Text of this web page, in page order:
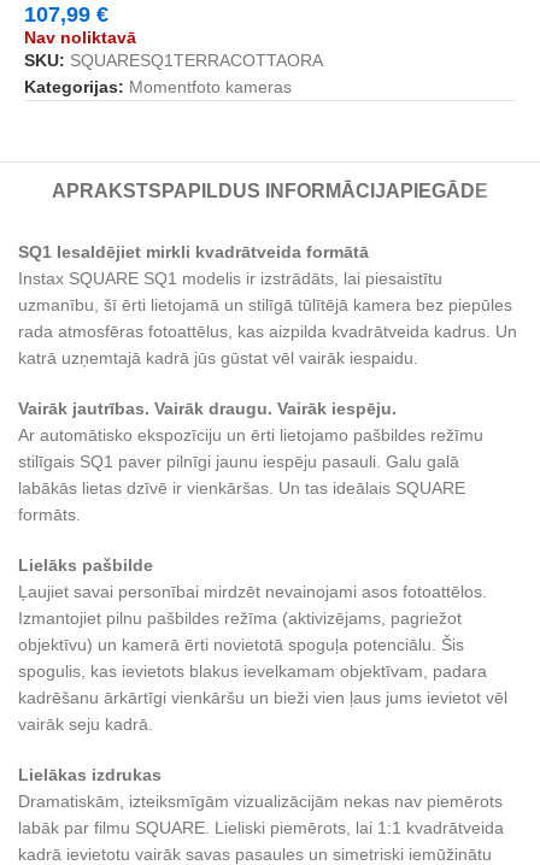
107,99 €
Nav noliktavā
SKU: SQUARESQ1TERRACOTTAORA
Kategorijas: Momentfoto kameras
APRAKSTS PAPILDUS INFORMĀCIJA PIEGĀDE
SQ1 Iesaldējiet mirkli kvadrātveida formātā
Instax SQUARE SQ1 modelis ir izstrādāts, lai piesaistītu
uzmanību, šī ērti lietojamā un stilīgā tūlītējā kamera bez piepūles
rada atmosfēras fotoattēlus, kas aizpilda kvadrātveida kadrus. Un
katrā uzņemtajā kadrā jūs gūstat vēl vairāk iespaidu.
Vairāk jautrības. Vairāk draugu. Vairāk iespēju.
Ar automātisko ekspozīciju un ērti lietojamo pašbildes režīmu
stilīgais SQ1 paver pilnīgi jaunu iespēju pasauli. Galu galā
labākās lietas dzīvē ir vienkāršas. Un tas ideālais SQUARE
formāts.
Lielāks pašbilde
Ļaujiet savai personībai mirdzēt nevainojami asos fotoattēlos.
Izmantojiet pilnu pašbildes režīma (aktivizējams, pagriežot
objektīvu) un kamerā ērti novietotā spoguļa potenciālu. Šis
spogulis, kas ievietots blakus ievelkamam objektīvam, padara
kadrēšanu ārkārtīgi vienkāršu un bieži vien ļaus jums ievietot vēl
vairāk seju kadrā.
Lielākas izdrukas
Dramatiskām, izteiksmīgām vizualizācijām nekas nav piemērots
labāk par filmu SQUARE. Lieliski piemērots, lai 1:1 kvadrātveida
kadrā ievietotu vairāk savas pasaules un simetriski iemūžinātu